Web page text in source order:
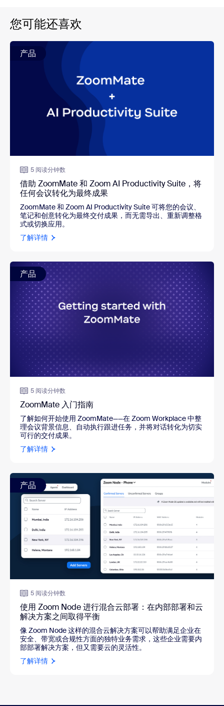
您可能还喜欢
产品
5 阅读分钟数
借助 ZoomMate 和 Zoom AI Productivity Suite，将
任何会议转化为最终成果
ZoomMate 和 Zoom AI Productivity Suite 可将您的会议、
笔记和创意转化为最终交付成果，而无需导出、重新调整格
式或切换应用。
了解详情
产品
5 阅读分钟数
ZoomMate 入门指南
了解如何开始使用 ZoomMate——在 Zoom Workplace 中整
理会议背景信息、自动执行跟进任务，并将对话转化为切实
可行的交付成果。
了解详情
产品
5 阅读分钟数
使用 Zoom Node 进行混合云部署：在内部部署和云
解决方案之间取得平衡
像 Zoom Node 这样的混合云解决方案可以帮助满足企业在
安全、带宽或合规性方面的独特业务需求，这些企业需要内
部部署解决方案，但又需要云的灵活性。
了解详情